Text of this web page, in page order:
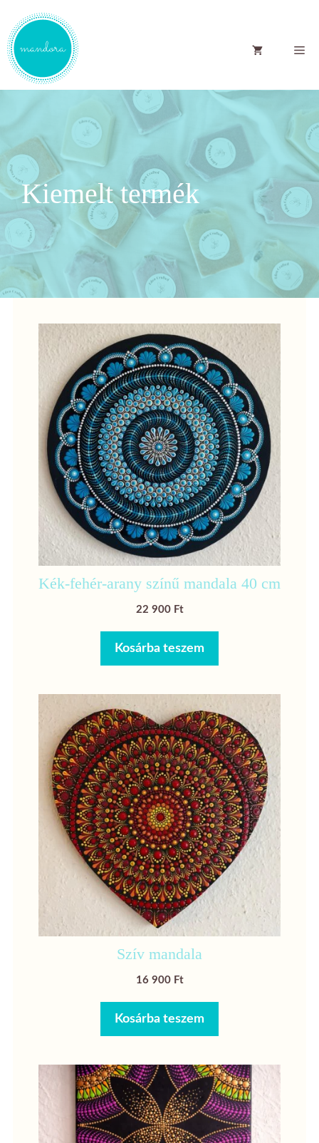
Kilépés
tartalomba
Kiemelt termék
Kék-fehér-arany színű mandala 40 cm
22 900 Ft
Kosárba teszem
Szív mandala
16 900 Ft
Kosárba teszem